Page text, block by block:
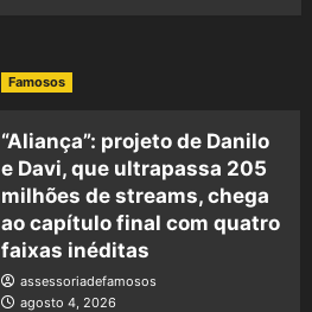
Famosos
“Aliança”: projeto de Danilo
e Davi, que ultrapassa 205
milhões de streams, chega
ao capítulo final com quatro
faixas inéditas
assessoriadefamosos
agosto 4, 2026